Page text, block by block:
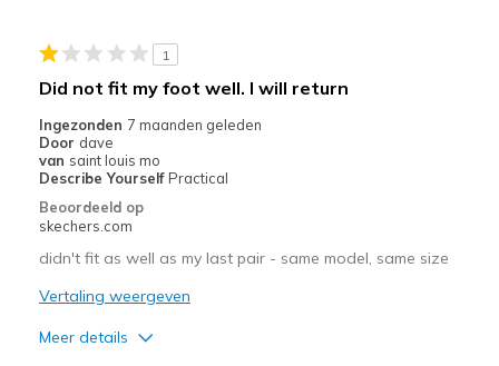
1
Did not fit my foot well. I will return
Ingezonden 7 maanden geleden
Door dave
van saint louis mo
Describe Yourself Practical
Beoordeeld op
skechers.com
didn't fit as well as my last pair - same model, same size
Vertaling weergeven
Meer details